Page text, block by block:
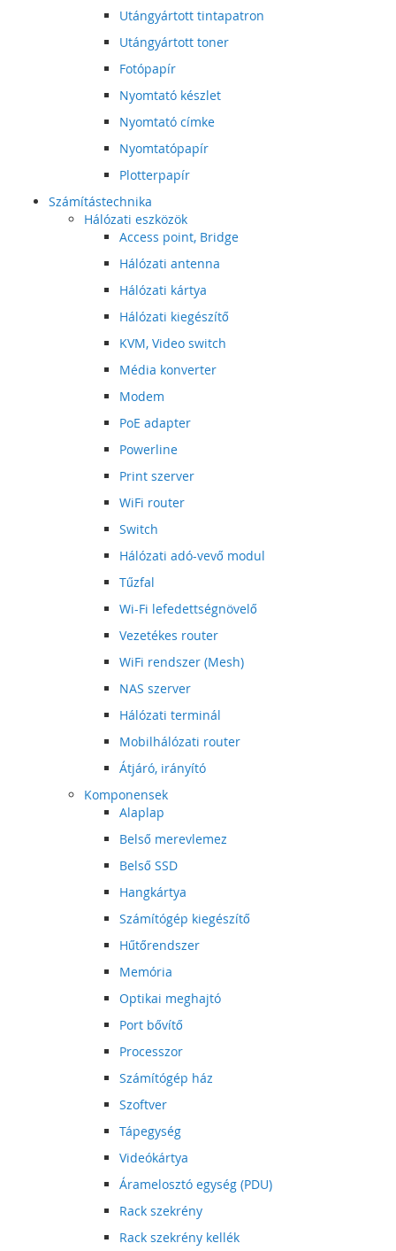
Utángyártott tintapatron
Utángyártott toner
Fotópapír
Nyomtató készlet
Nyomtató címke
Nyomtatópapír
Plotterpapír
Számítástechnika
Hálózati eszközök
Access point, Bridge
Hálózati antenna
Hálózati kártya
Hálózati kiegészítő
KVM, Video switch
Média konverter
Modem
PoE adapter
Powerline
Print szerver
WiFi router
Switch
Hálózati adó-vevő modul
Tűzfal
Wi-Fi lefedettségnövelő
Vezetékes router
WiFi rendszer (Mesh)
NAS szerver
Hálózati terminál
Mobilhálózati router
Átjáró, irányító
Komponensek
Alaplap
Belső merevlemez
Belső SSD
Hangkártya
Számítógép kiegészítő
Hűtőrendszer
Memória
Optikai meghajtó
Port bővítő
Processzor
Számítógép ház
Szoftver
Tápegység
Videókártya
Áramelosztó egység (PDU)
Rack szekrény
Rack szekrény kellék